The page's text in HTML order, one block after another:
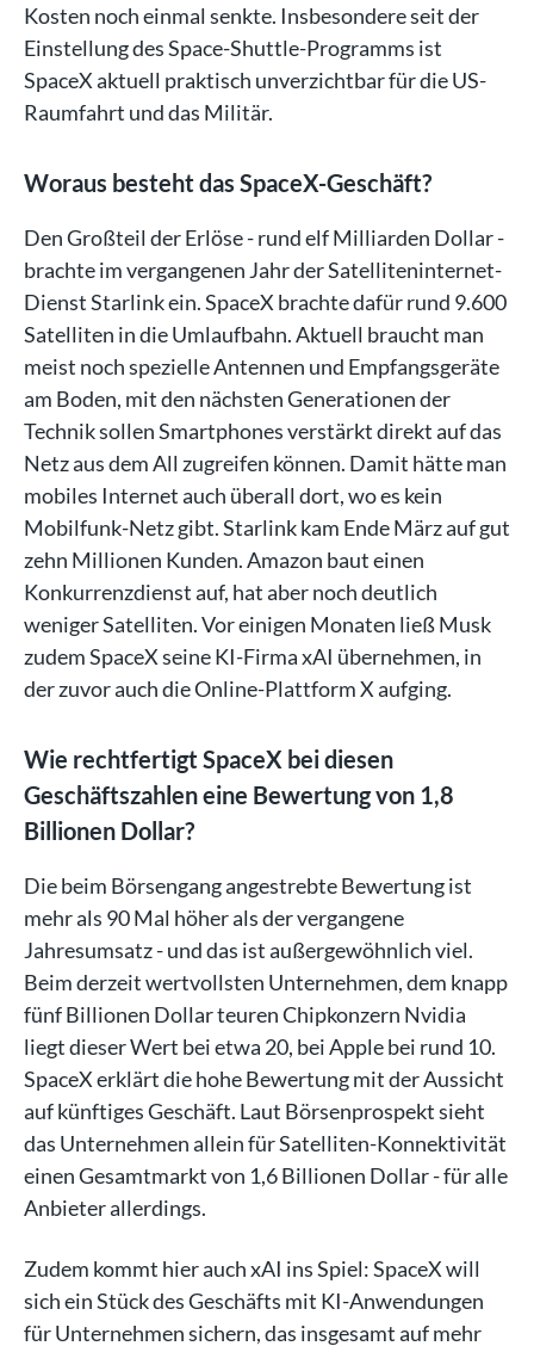
Kosten noch einmal senkte. Insbesondere seit der
Einstellung des Space-Shuttle-Programms ist
SpaceX aktuell praktisch unverzichtbar für die US-
Raumfahrt und das Militär.
Woraus besteht das SpaceX-Geschäft?
Den Großteil der Erlöse - rund elf Milliarden Dollar -
brachte im vergangenen Jahr der Satelliteninternet-
Dienst Starlink ein. SpaceX brachte dafür rund 9.600
Satelliten in die Umlaufbahn. Aktuell braucht man
meist noch spezielle Antennen und Empfangsgeräte
am Boden, mit den nächsten Generationen der
Technik sollen Smartphones verstärkt direkt auf das
Netz aus dem All zugreifen können. Damit hätte man
mobiles Internet auch überall dort, wo es kein
Mobilfunk-Netz gibt. Starlink kam Ende März auf gut
zehn Millionen Kunden. Amazon baut einen
Konkurrenzdienst auf, hat aber noch deutlich
weniger Satelliten. Vor einigen Monaten ließ Musk
zudem SpaceX seine KI-Firma xAI übernehmen, in
der zuvor auch die Online-Plattform X aufging.
Wie rechtfertigt SpaceX bei diesen
Geschäftszahlen eine Bewertung von 1,8
Billionen Dollar?
Die beim Börsengang angestrebte Bewertung ist
mehr als 90 Mal höher als der vergangene
Jahresumsatz - und das ist außergewöhnlich viel.
Beim derzeit wertvollsten Unternehmen, dem knapp
fünf Billionen Dollar teuren Chipkonzern Nvidia
liegt dieser Wert bei etwa 20, bei Apple bei rund 10.
SpaceX erklärt die hohe Bewertung mit der Aussicht
auf künftiges Geschäft. Laut Börsenprospekt sieht
das Unternehmen allein für Satelliten-Konnektivität
einen Gesamtmarkt von 1,6 Billionen Dollar - für alle
Anbieter allerdings.
Zudem kommt hier auch xAI ins Spiel: SpaceX will
sich ein Stück des Geschäfts mit KI-Anwendungen
für Unternehmen sichern, das insgesamt auf mehr